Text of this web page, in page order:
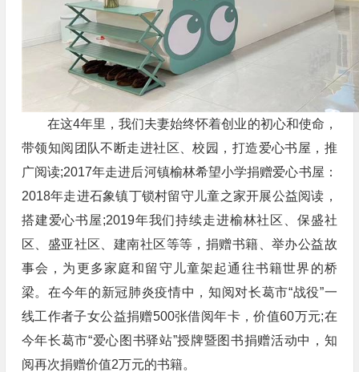
在这4年里，我们夫妻始终怀着创业的初心和使命，
带领知阅团队不断走进社区、校园，打造爱心书屋，推
广阅读;2017年走进后河镇榆林希望小学捐赠爱心书屋：
2018年走进石象镇丁锁村留守儿童之家开展公益阅读，
搭建爱心书屋;2019年我们持续走进榆林社区、保盛社
区、盛亚社区、建南社区等等，捐赠书籍、举办公益故
事会，为更多家庭和留守儿童架起通往书籍世界的桥
梁。在今年的新冠肺炎疫情中，知阅对长葛市“战役”一
线工作者子女公益捐赠500张借阅年卡，价值60万元;在
今年长葛市“爱心图书驿站”授牌暨图书捐赠活动中，知
阅再次捐赠价值2万元的书籍。